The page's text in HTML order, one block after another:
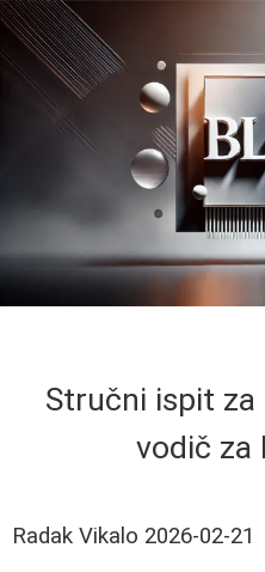
Stručni ispit za
vodič za
Radak Vikalo 2026-02-21